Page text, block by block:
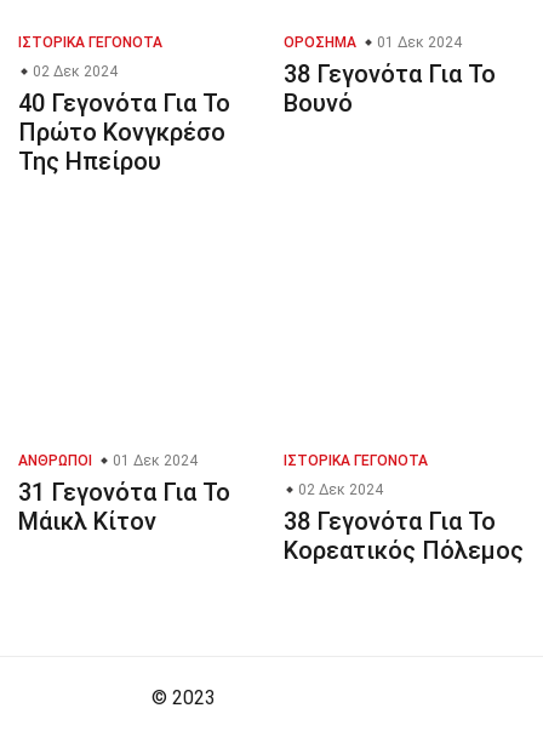
ΙΣΤΟΡΙΚΆ ΓΕΓΟΝΌΤΑ
02 Δεκ 2024
40 Γεγονότα Για Το
Πρώτο Κονγκρέσο
Της Ηπείρου
ΟΡΌΣΗΜΑ 01 Δεκ 2024
38 Γεγονότα Για Το
Βουνό
ΆΝΘΡΩΠΟΙ 01 Δεκ 2024
31 Γεγονότα Για Το
Μάικλ Κίτον
ΙΣΤΟΡΙΚΆ ΓΕΓΟΝΌΤΑ
02 Δεκ 2024
38 Γεγονότα Για Το
Κορεατικός Πόλεμος
© 2023